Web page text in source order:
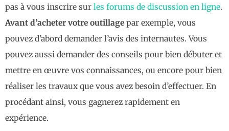
pas à vous inscrire sur les forums de discussion en ligne.
Avant d’acheter votre outillage par exemple, vous
pouvez d’abord demander l’avis des internautes. Vous
pouvez aussi demander des conseils pour bien débuter et
mettre en œuvre vos connaissances, ou encore pour bien
réaliser les travaux que vous avez besoin d’effectuer. En
procédant ainsi, vous gagnerez rapidement en
expérience.